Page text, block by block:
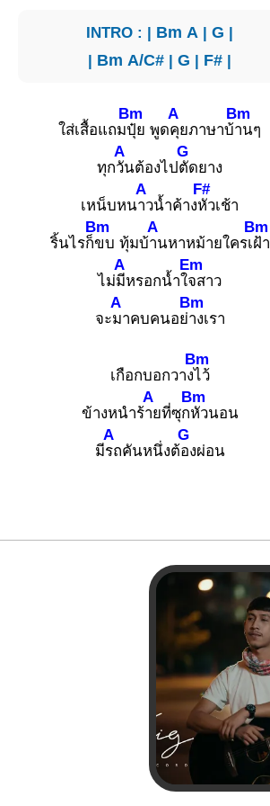
INTRO : | Bm A |G |
| Bm A/C# |G | F# |
ใส่เสื้อแถม
Bm
ปุ๋ย พูด
A
คุยภาษาบ้
Bm
านๆ
ทุก
A
วันต้องไป
G
ตัดยาง
เหน็บหน
A
าวน้ำค้าง
F#
หัวเช้า
ริ้นไรก็
Bm
ขบ ทุ้มบ้
A
านหาหม้ายใครเ
Bm
ฝ้า
ไม่
A
มีหรอกน้ำใ
Em
จสาว
จะ
A
มาคบคนอย่
Bm
างเรา
เกือกบอกวาง
Bm
ไว้
ข้างหนำร้
A
ายที่ซุก
Bm
หัวนอน
มี
A
รถคันหนึ่งต้
G
องผ่อน